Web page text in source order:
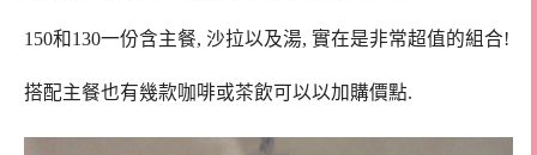
150和130一份含主餐, 沙拉以及湯, 實在是非常超值的組合!
搭配主餐也有幾款咖啡或茶飲可以以加購價點.